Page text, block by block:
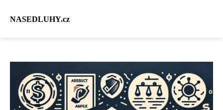
NASEDLUHY.cz